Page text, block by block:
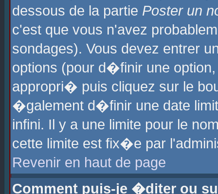
dessous de la partie Poster un
c'est que vous n'avez
sondages). Vous devez entrer
options (pour d�finir une
appropri� puis cliquez sur le
�galement d�finir une date
infini. Il y a une limite pour le
cette limite est fix�e par
Revenir en haut de page
Comment puis-je �diter ou